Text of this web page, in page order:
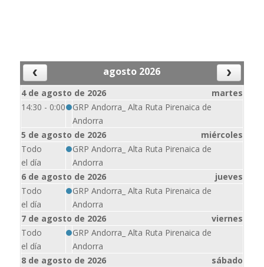
agosto 2026
4 de agosto de 2026
martes
14:30 - 0:00
GRP Andorra_ Alta Ruta Pirenaica de
Andorra
5 de agosto de 2026
miércoles
Todo
el día
GRP Andorra_ Alta Ruta Pirenaica de
Andorra
6 de agosto de 2026
jueves
Todo
el día
GRP Andorra_ Alta Ruta Pirenaica de
Andorra
7 de agosto de 2026
viernes
Todo
el día
GRP Andorra_ Alta Ruta Pirenaica de
Andorra
8 de agosto de 2026
sábado